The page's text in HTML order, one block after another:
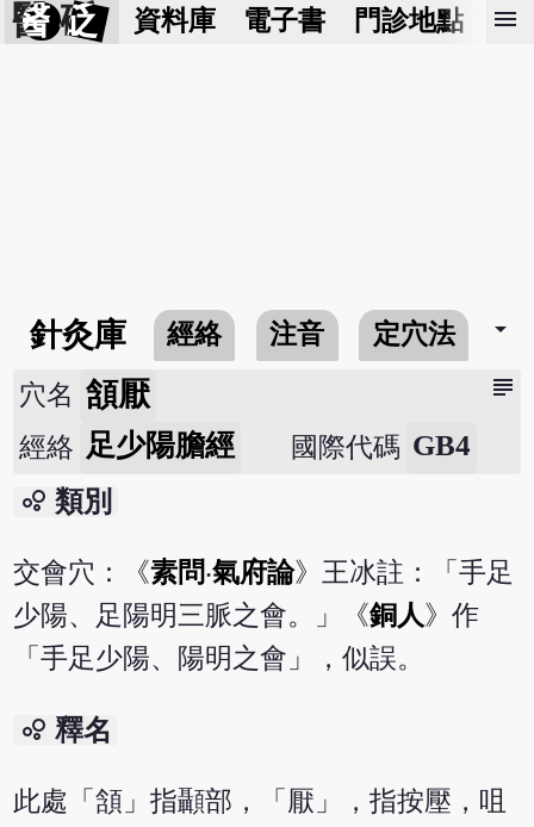
醫 砭 資料庫 電子書 門診地點 預
menu
針灸庫 經絡 注音 定穴法 arrow_drop_down
subject
穴名 頷厭
經絡 足少陽膽經 國際代碼 GB4
bubble_chart 類別
交會穴：《素問‧氣府論》王冰註：「手足
少陽、足陽明三脈之會。」《銅人 》作
「手足少陽、陽明之會」，似誤。
bubble_chart 釋名
此處「頷」指顳部，「厭」，指按壓，咀